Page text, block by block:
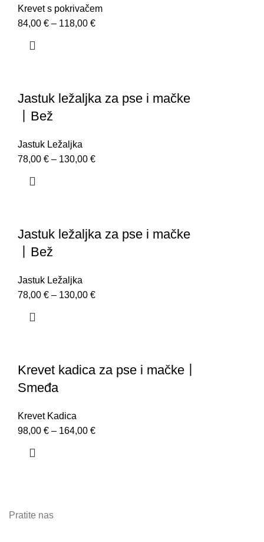
Krevet s pokrivačem
84,00 € – 118,00 €
Jastuk ležaljka za pse i mačke
丨Bež
Jastuk Ležaljka
78,00 € – 130,00 €
Jastuk ležaljka za pse i mačke
丨Bež
Jastuk Ležaljka
78,00 € – 130,00 €
Krevet kadica za pse i mačke丨
Smeđa
Krevet Kadica
98,00 € – 164,00 €
Pratite nas